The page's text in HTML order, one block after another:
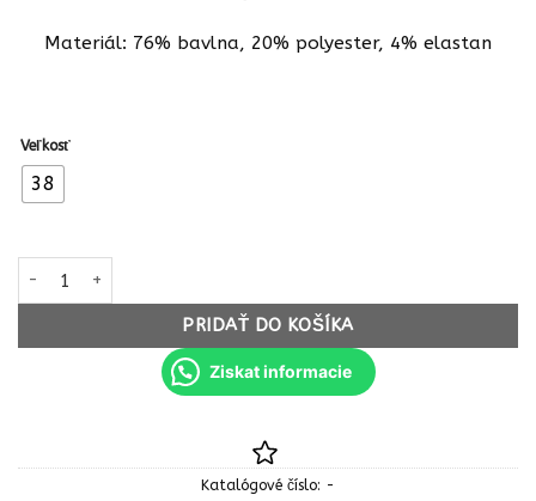
Materiál: 76% bavlna, 20% polyester, 4% elastan
Veľkosť
38
PRIDAŤ DO KOŠÍKA
Ziskat informacie
Katalógové číslo: -